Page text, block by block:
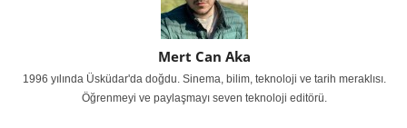
Mert Can Aka
1996 yılında Üsküdar'da doğdu. Sinema, bilim, teknoloji ve tarih meraklısı.
Öğrenmeyi ve paylaşmayı seven teknoloji editörü.